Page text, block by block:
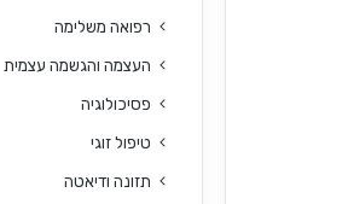
רפואה משלימה
העצמה והגשמה עצמית
פסיכולוגיה
טיפול זוגי
תזונה ודיאטה